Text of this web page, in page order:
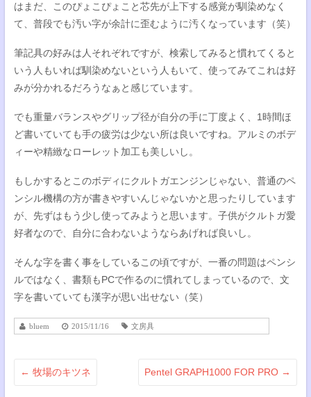
はまだ、このぴょこぴょこと芯先が上下する感覚が馴染めなく
て、普段でも汚い字が余計に歪むように汚くなっています（笑）
筆記具の好みは人それぞれですが、検索してみると慣れてくると
いう人もいれば馴染めないという人もいて、使ってみてこれは好
みが分かれるだろうなぁと感じています。
でも重量バランスやグリップ径が自分の手に丁度よく、1時間ほ
ど書いていても手の疲労は少ない所は良いですね。アルミのボデ
ィーや精緻なローレット加工も美しいし。
もしかするとこのボディにクルトガエンジンじゃない、普通のペ
ンシル機構の方が書きやすいんじゃないかと思ったりしています
が、先ずはもう少し使ってみようと思います。子供がクルトガ愛
好者なので、自分に合わないようならあげれば良いし。
そんな字を書く事をしているこの頃ですが、一番の問題はペンシ
ルではなく、書類もPCで作るのに慣れてしまっているので、文
字を書いていても漢字が思い出せない（笑）
bluem 2015/11/16 文房具
← 牧場のキツネ Pentel GRAPH1000 FOR PRO →